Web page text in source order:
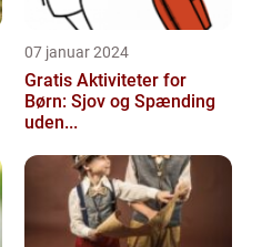
07 januar 2024
Gratis Aktiviteter for
Børn: Sjov og Spænding
uden...